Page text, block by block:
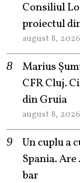
Consiliul
proiectul
august 8, 2026
Marius
CFR Cluj.
din Gruia
august 8, 2026
Un cuplu a
Spania. Are
bar